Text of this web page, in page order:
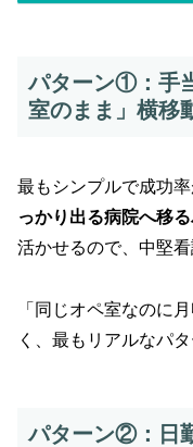
パターン①：手
室のまま」横移
最もシンプルで成功率
っかり出る病院へ移
活かせるので、中堅
「同じオペ室なのに
く、最もリアルなパタ
パターン②：日